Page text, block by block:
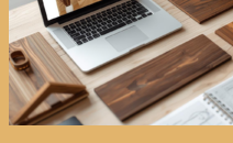
Hubungi